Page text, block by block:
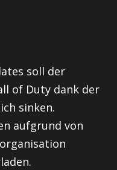
soll der
of Duty dank der
sinken.
aufgrund von